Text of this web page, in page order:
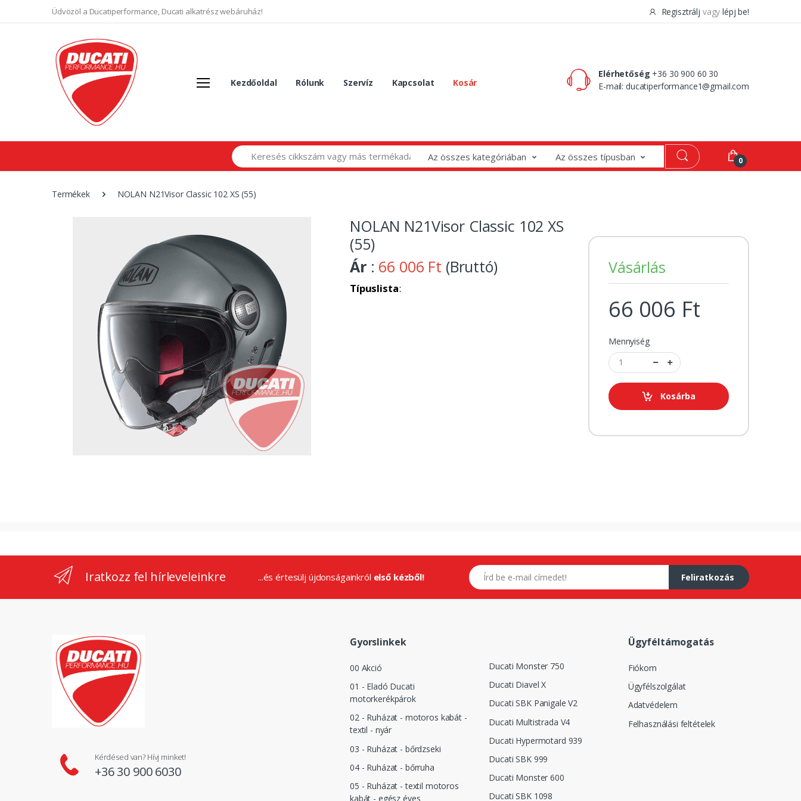
Üdvözöl a Ducatiperformance, Ducati alkatrész webáruház! Regisztrálj vagy lépj be!
Kezdőoldal Rólunk Szervíz Kapcsolat Kosár
Elérhetőség +36 30 900 60 30
E-mail:ducatiperformance1@gmail.com
Search
Az összes kategóriában Az összes típusban 0
Termékek NOLAN N21Visor Classic 102 XS (55)
NOLAN N21Visor Classic 102 XS
(55)
Ár : 66 006 Ft (Bruttó)
Típuslista:
Vásárlás
66 006 Ft
Mennyiség
Kosárba
Iratkozz fel hírleveleinkre ...és értesülj újdonságainkról első kézből!
E-mail címed
Feliratkozás
Kérdésed van? Hívj minket!
+36 30 900 6030
Gyorslinkek
00 Akció
01 - Eladó Ducati
motorkerékpárok
02 - Ruházat - motoros kabát -
textil - nyár
03 - Ruházat - bőrdzseki
04 - Ruházat - bőrruha
05 - Ruházat - textil motoros
kabát - egész éves
Ducati Monster 750
Ducati Diavel X
Ducati SBK Panigale V2
Ducati Multistrada V4
Ducati Hypermotard 939
Ducati SBK 999
Ducati Monster 600
Ducati SBK 1098
Ügyféltámogatás
Fiókom
Ügyfélszolgálat
Adatvédelem
Felhasználási feltételek